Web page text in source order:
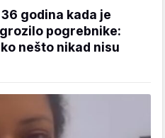
godina kada je
pogrebnike:
nešto nikad nisu